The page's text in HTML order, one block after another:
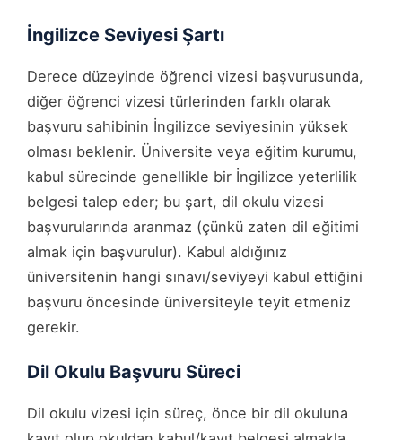
İngilizce Seviyesi Şartı
Derece düzeyinde öğrenci vizesi başvurusunda,
diğer öğrenci vizesi türlerinden farklı olarak
başvuru sahibinin İngilizce seviyesinin yüksek
olması beklenir. Üniversite veya eğitim kurumu,
kabul sürecinde genellikle bir İngilizce yeterlilik
belgesi talep eder; bu şart, dil okulu vizesi
başvurularında aranmaz (çünkü zaten dil eğitimi
almak için başvurulur). Kabul aldığınız
üniversitenin hangi sınavı/seviyeyi kabul ettiğini
başvuru öncesinde üniversiteyle teyit etmeniz
gerekir.
Dil Okulu Başvuru Süreci
Dil okulu vizesi için süreç, önce bir dil okuluna